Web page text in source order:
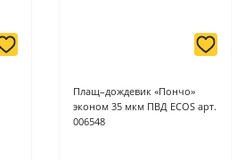
Плащ–дождевик «Пончо»
эконом 35 мкм ПВД ECOS арт.
006548